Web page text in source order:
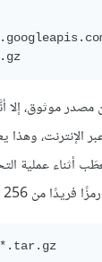
موثوق، إلا
الإنترنت،
أثناء عملية
فريدًا من 256 بت: